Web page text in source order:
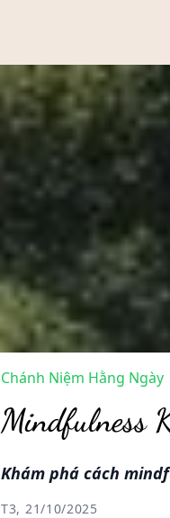
Chánh Niệm Hằng Ngày
Mindfulness
Khám phá cách
T3, 21/10/2025